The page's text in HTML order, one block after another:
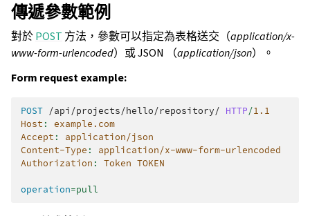
傳遞參數範例
對於POST 方法，參數可以指定為表格送交（application/x-
www-form-urlencoded）或 JSON （application/json）。
Form request example:
POST /api/projects/hello/repository/ HTTP/1.1
Host :
example.com
Accept :
application/json
Content-Type :
application/x-www-form-urlencoded
Authorization : Token TOKEN
operation=pull